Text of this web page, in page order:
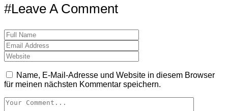
#Leave A Comment
Name, E-Mail-Adresse und Website in diesem Browser
für meinen nächsten Kommentar speichern.